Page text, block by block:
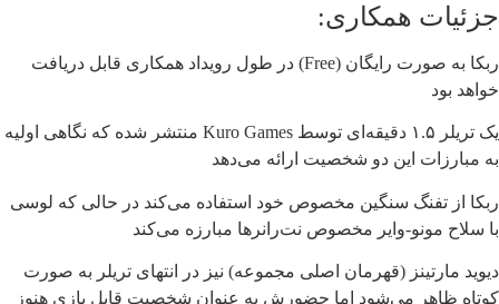
جزئیات همکاری:
ربکا به صورت رایگان (Free) در طول رویداد همکاری قابل دریافت
خواهد بود
یک تریلر ۱.۵ دقیقه‌ای توسط Kuro Games منتشر شده که نگاهی اولیه
به مبارزات این دو شخصیت ارائه می‌دهد
ربکا از تفنگ سنگین مخصوص خود استفاده می‌کند در حالی که لوسی
با سلاح مونو-وایر مخصوص نت‌رانرها مبارزه می‌کند
دیوید مارتینز (قهرمان اصلی مجموعه) نیز در انتهای تریلر به صورت
کوتاه ظاهر می‌شود اما حضورش به عنوان شخصیت قابل بازی هنوز